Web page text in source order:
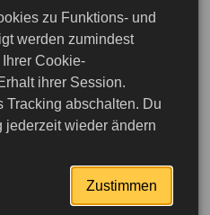
(ETA) для
пользующихся
zu Funktions- und
werden zumindest
Cookie-
ihrer Session.
Tracking abschalten. Du
jederzeit wieder ändern
Zustimmen